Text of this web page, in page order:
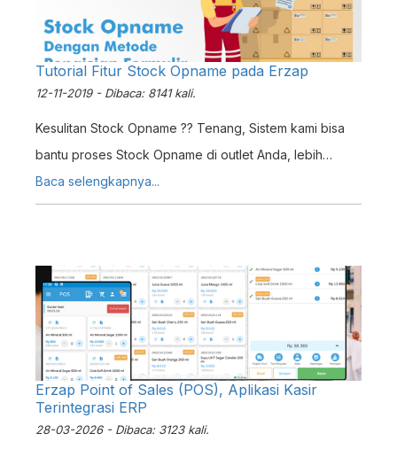
Tutorial Fitur Stock Opname pada Erzap
12-11-2019 - Dibaca: 8141 kali.
Kesulitan Stock Opname ?? Tenang, Sistem kami bisa
bantu proses Stock Opname di outlet Anda, lebih
cepat, lebih akurat
Baca selengkapnya...
Erzap Point of Sales (POS), Aplikasi Kasir
Terintegrasi ERP
28-03-2026 - Dibaca: 3123 kali.